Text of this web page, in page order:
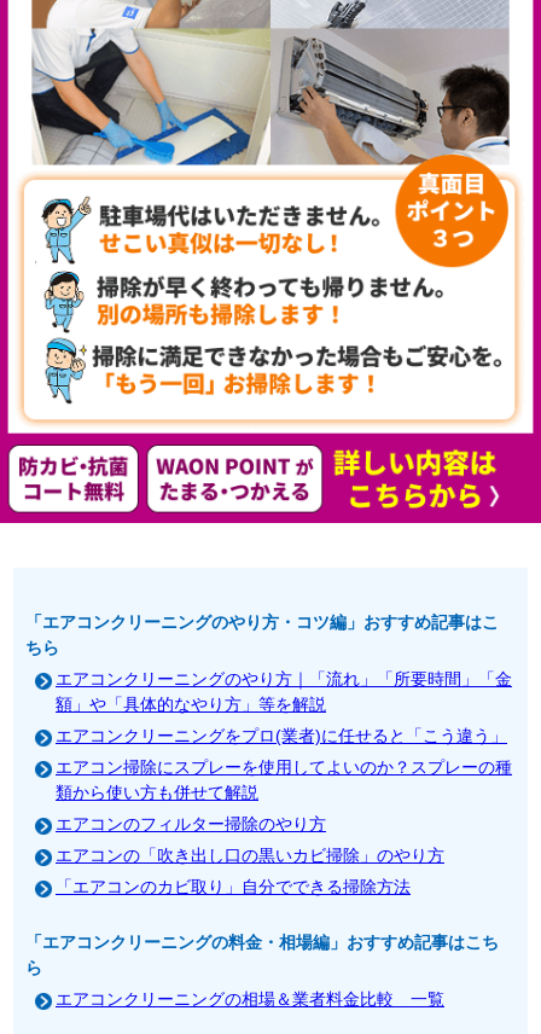
「エアコンクリーニングのやり方・コツ編」おすすめ記事はこ
ちら
エアコンクリーニングのやり方｜「流れ」「所要時間」「金
額」や「具体的なやり方」等を解説
エアコンクリーニングをプロ(業者)に任せると「こう違う」
エアコン掃除にスプレーを使用してよいのか？スプレーの種
類から使い方も併せて解説
エアコンのフィルター掃除のやり方
エアコンの「吹き出し口の黒いカビ掃除」のやり方
「エアコンのカビ取り」自分でできる掃除方法
「エアコンクリーニングの料金・相場編」おすすめ記事はこち
ら
エアコンクリーニングの相場＆業者料金比較 一覧